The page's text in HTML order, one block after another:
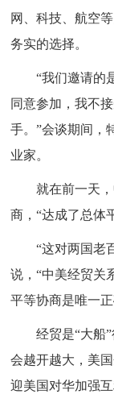
网、科技、航空
务实的选择。
“我们邀请的
同意参加，我不
手。”会谈期间，
业家。
就在前一天
商，“达成了总体
“这对两国老
说，“中美经贸关
平等协商是唯一
经贸是“大船
会越开越大，美
迎美国对华加强